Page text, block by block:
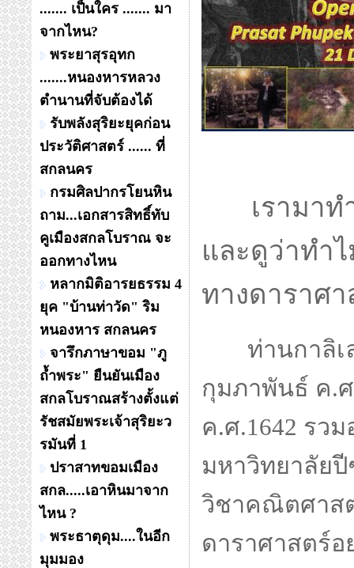
....... เป็นใคร ....... มา
จากไหน?
พระยาสุรอุทก
.......หนองหารหลวง
ตำนานที่จับต้องได้
รับพลังสุริยะยุคก่อน
ประวัติศาสตร์ ...... ที่
สกลนคร
กรมศิลปากรโยนหิน
ถาม...เอกสารสิทธิ์ทับ
คูเมืองสกลโบราณ จะ
ออกทางไหน
หลากมิติอารยธรรม 4
ยุค "บ้านท่าวัด" ริม
หนองหาร สกลนคร
จารึกภาษาขอม "ภู
ถ้ำพระ" ยืนยันเมือง
สกลโบราณสร้างตั้งแต่
รัชสมัยพระเจ้าสุริยะว
รมันที่ 1
ปราสาทขอมเมือง
สกล.....เอาหินมาจาก
ไหน ?
พระธาตุดุม....ในอีก
มุมมอง
เรามาทำ
และดูว่าทำ
ทางดาราศ
ท่านกาลิเ
กุมภาพันธ์ ค.ศ
ค.ศ.1642 รว
มหาวิทยาลัย
วิชาคณิตศาส
ดาราศาสตร์